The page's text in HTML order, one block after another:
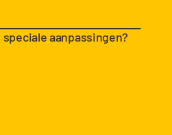
aanpassingen?